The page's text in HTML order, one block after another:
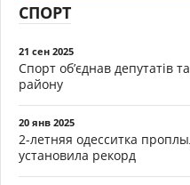
СПОРТ
21 сен 2025
Спорт об’єднав депутатів
району
20 янв 2025
2-летняя одесситка
установила рекорд